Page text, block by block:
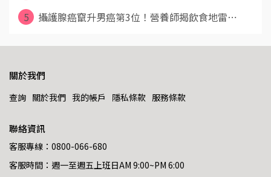
5
攝護腺癌竄升男癌第3位！營養師揭飲食地雷⋯
關於我們
查詢 關於我們 我的帳戶 隱私條款 服務條款
聯絡資訊
客服專線：0800-066-680
客服時間：週一至週五上班日AM 9:00~PM 6:00